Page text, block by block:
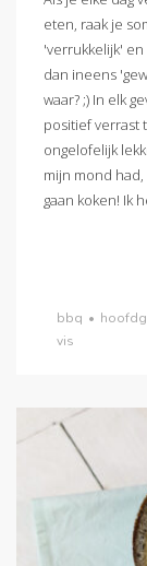
eten, raak je
'verrukkelijk'
dan ineens
waar? ;) In elk
positief verrast
ongelofelijk
mijn mond
gaan koken! Ik
bbq •
vis